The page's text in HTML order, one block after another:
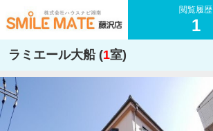
閲覧履歴
1
ラミエール大船 (1室)